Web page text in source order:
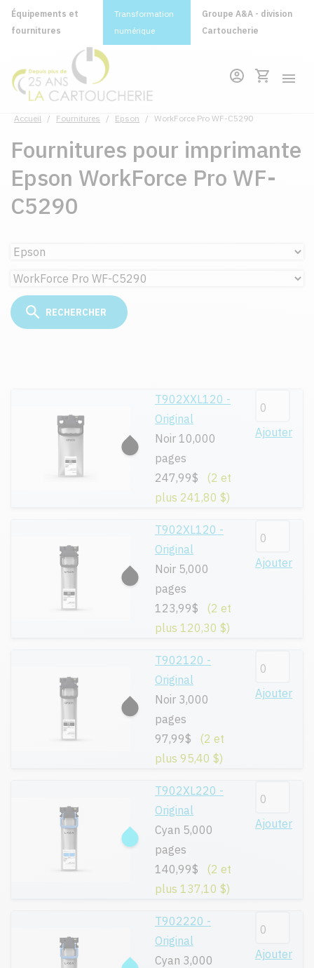
Équipements et
fournitures
Transformation
numérique
Groupe A&A - division
Cartoucherie
Accueil / Fournitures / Epson / WorkForce Pro WF-C5290
Fournitures pour imprimante
Epson WorkForce Pro WF-
C5290
T902XXL120 -
Original
Noir 10,000
pages
247,99$
(2 et
plus 241,80 $)
Ajouter
T902XL120 -
Original
Noir 5,000
pages
123,99$
(2 et
plus 120,30 $)
Ajouter
T902120 -
Original
Noir 3,000
pages
97,99$
(2 et
plus 95,40 $)
Ajouter
T902XL220 -
Original
Cyan 5,000
pages
140,99$
(2 et
plus 137,10 $)
Ajouter
T902220 -
Original
Cyan 3,000
Ajouter